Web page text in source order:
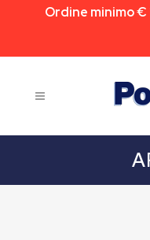
Ordine minimo €